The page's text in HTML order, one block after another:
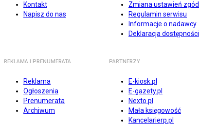
Kontakt
Napisz do nas
Zmiana ustawień zgód
Regulamin serwisu
Informacje o nadawcy
Deklaracja dostępności
REKLAMA I PRENUMERATA
Reklama
Ogłoszenia
Prenumerata
Archiwum
PARTNERZY
E-kiosk.pl
E-gazety.pl
Nexto.pl
Mała księgowość
Kancelarierp.pl